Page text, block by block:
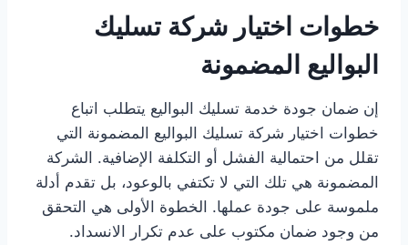
خطوات اختيار شركة تسليك
البواليع المضمونة
إن ضمان جودة خدمة تسليك البواليع يتطلب اتباع
خطوات اختيار شركة تسليك البواليع المضمونة التي
تقلل من احتمالية الفشل أو التكلفة الإضافية. الشركة
المضمونة هي تلك التي لا تكتفي بالوعود، بل تقدم أدلة
ملموسة على جودة عملها. الخطوة الأولى هي التحقق
من وجود ضمان مكتوب على عدم تكرار الانسداد.